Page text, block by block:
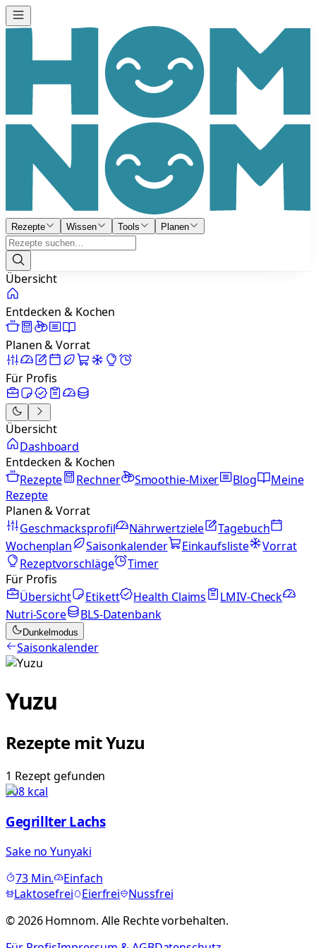
Rezepte Wissen Tools Planen
Übersicht
Entdecken & Kochen
Planen & Vorrat
Für Profis
Übersicht
Dashboard
Entdecken & Kochen
Rezepte
Rechner Smoothie-Mixer Blog
Meine
Rezepte
Planen & Vorrat
Geschmacksprofil
Nährwertziele
Tagebuch
Wochenplan
Saisonkalender Einkaufsliste
Vorrat
Rezeptvorschläge
Timer
Für Profis
Übersicht
Etikett Health Claims
LMIV-Check
Nutri-Score
BLS-Datenbank
Dunkelmodus
Saisonkalender
Yuzu
Rezepte mitYuzu
1 Rezeptgefunden
708kcal
Gegrillter Lachs
Sake no Yunyaki
73Min.
Einfach
Laktosefrei
Eierfrei
Nussfrei
©2026Homnom. Alle Rechte vorbehalten.